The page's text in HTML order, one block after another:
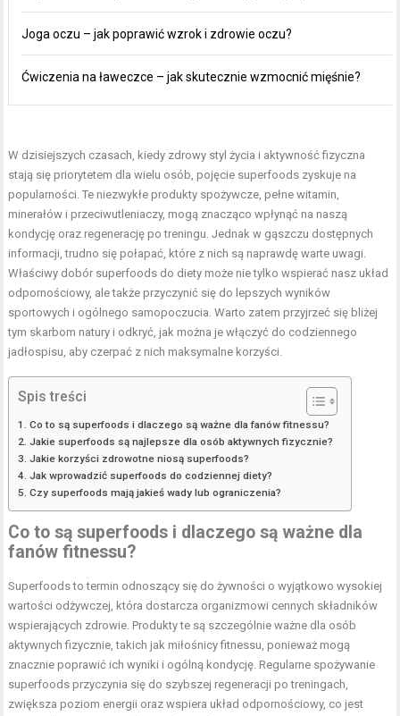
Joga oczu – jak poprawić wzrok i zdrowie oczu?
Ćwiczenia na ławeczce – jak skutecznie wzmocnić mięśnie?
W dzisiejszych czasach, kiedy zdrowy styl życia i aktywność fizyczna
stają się priorytetem dla wielu osób, pojęcie superfoods zyskuje na
popularności. Te niezwykłe produkty spożywcze, pełne witamin,
minerałów i przeciwutleniaczy, mogą znacząco wpłynąć na naszą
kondycję oraz regenerację po treningu. Jednak w gąszczu dostępnych
informacji, trudno się połapać, które z nich są naprawdę warte uwagi.
Właściwy dobór superfoods do diety może nie tylko wspierać nasz układ
odpornościowy, ale także przyczynić się do lepszych wyników
sportowych i ogólnego samopoczucia. Warto zatem przyjrzeć się bliżej
tym skarbom natury i odkryć, jak można je włączyć do codziennego
jadłospisu, aby czerpać z nich maksymalne korzyści.
Spis treści
Co to są superfoods i dlaczego są ważne dla fanów fitnessu?
Jakie superfoods są najlepsze dla osób aktywnych fizycznie?
Jakie korzyści zdrowotne niosą superfoods?
Jak wprowadzić superfoods do codziennej diety?
Czy superfoods mają jakieś wady lub ograniczenia?
Co to są superfoods i dlaczego są ważne dla
fanów fitnessu?
Superfoods to termin odnoszący się do żywności o wyjątkowo wysokiej
wartości odżywczej, która dostarcza organizmowi cennych składników
wspierających zdrowie. Produkty te są szczególnie ważne dla osób
aktywnych fizycznie, takich jak miłośnicy fitnessu, ponieważ mogą
znacznie poprawić ich wyniki i ogólną kondycję. Regularne spożywanie
superfoods przyczynia się do szybszej regeneracji po treningach,
zwiększa poziom energii oraz wspiera układ odpornościowy, co jest